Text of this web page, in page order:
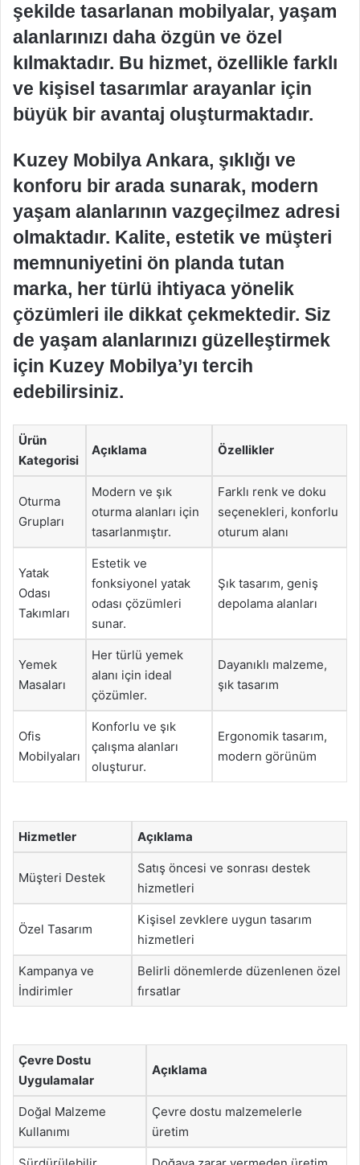
şekilde tasarlanan mobilyalar, yaşam
alanlarınızı daha özgün ve özel
kılmaktadır. Bu hizmet, özellikle farklı
ve kişisel tasarımlar arayanlar için
büyük bir avantaj oluşturmaktadır.
Kuzey Mobilya Ankara, şıklığı ve
konforu bir arada sunarak, modern
yaşam alanlarının vazgeçilmez adresi
olmaktadır. Kalite, estetik ve müşteri
memnuniyetini ön planda tutan
marka, her türlü ihtiyaca yönelik
çözümleri ile dikkat çekmektedir. Siz
de yaşam alanlarınızı güzelleştirmek
için Kuzey Mobilya’yı tercih
edebilirsiniz.
Ürün
Kategorisi
Açıklama Özellikler
Oturma
Grupları
Modern ve şık
oturma alanları için
tasarlanmıştır.
Farklı renk ve doku
seçenekleri, konforlu
oturum alanı
Yatak
Odası
Takımları
Estetik ve
fonksiyonel yatak
odası çözümleri
sunar.
Şık tasarım, geniş
depolama alanları
Yemek
Masaları
Her türlü yemek
alanı için ideal
çözümler.
Dayanıklı malzeme,
şık tasarım
Ofis
Mobilyaları
Konforlu ve şık
çalışma alanları
oluşturur.
Ergonomik tasarım,
modern görünüm
Hizmetler Açıklama
Müşteri Destek
Satış öncesi ve sonrası destek
hizmetleri
Özel Tasarım
Kişisel zevklere uygun tasarım
hizmetleri
Kampanya ve
İndirimler
Belirli dönemlerde düzenlenen özel
fırsatlar
Çevre Dostu
Uygulamalar
Açıklama
Doğal Malzeme
Kullanımı
Çevre dostu malzemelerle
üretim